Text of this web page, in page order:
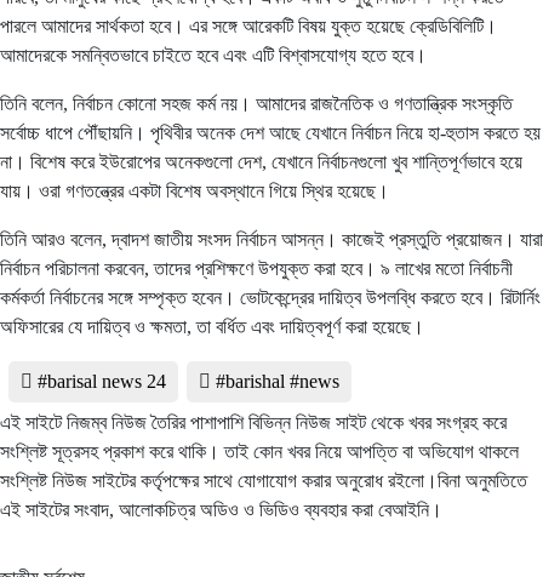
পারলে আমাদের সার্থকতা হবে। এর সঙ্গে আরেকটি বিষয় যুক্ত হয়েছে ক্রেডিবিলিটি।
আমাদেরকে সমন্বিতভাবে চাইতে হবে এবং এটি বিশ্বাসযোগ্য হতে হবে।
তিনি বলেন, নির্বাচন কোনো সহজ কর্ম নয়। আমাদের রাজনৈতিক ও গণতান্ত্রিক সংস্কৃতি
সর্বোচ্চ ধাপে পৌঁছায়নি। পৃথিবীর অনেক দেশ আছে যেখানে নির্বাচন নিয়ে হা-হুতাস করতে হয়
না। বিশেষ করে ইউরোপের অনেকগুলো দেশ, যেখানে নির্বাচনগুলো খুব শান্তিপূর্ণভাবে হয়ে
যায়। ওরা গণতন্ত্রের একটা বিশেষ অবস্থানে গিয়ে স্থির হয়েছে।
তিনি আরও বলেন, দ্বাদশ জাতীয় সংসদ নির্বাচন আসন্ন। কাজেই প্রস্তুতি প্রয়োজন। যারা
নির্বাচন পরিচালনা করবেন, তাদের প্রশিক্ষণে উপযুক্ত করা হবে। ৯ লাখের মতো নির্বাচনী
কর্মকর্তা নির্বাচনের সঙ্গে সম্পৃক্ত হবেন। ভোটকেন্দ্রের দায়িত্ব উপলব্ধি করতে হবে। রিটার্নিং
অফিসারের যে দায়িত্ব ও ক্ষমতা, তা বর্ধিত এবং দায়িত্বপূর্ণ করা হয়েছে।
#barisal news 24
#barishal #news
এই সাইটে নিজম্ব নিউজ তৈরির পাশাপাশি বিভিন্ন নিউজ সাইট থেকে খবর সংগ্রহ করে
সংশ্লিষ্ট সূত্রসহ প্রকাশ করে থাকি। তাই কোন খবর নিয়ে আপত্তি বা অভিযোগ থাকলে
সংশ্লিষ্ট নিউজ সাইটের কর্তৃপক্ষের সাথে যোগাযোগ করার অনুরোধ রইলো।বিনা অনুমতিতে
এই সাইটের সংবাদ, আলোকচিত্র অডিও ও ভিডিও ব্যবহার করা বেআইনি।